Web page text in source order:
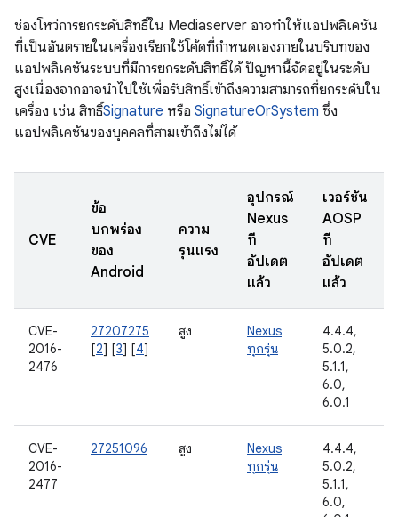
ช่องโหว่การยกระดับสิทธิ์ใน Mediaserver อาจทำให้แอปพลิเคชัน
ที่เป็นอันตรายในเครื่องเรียกใช้โค้ดที่กำหนดเองภายในบริบทของ
แอปพลิเคชันระบบที่มีการยกระดับสิทธิ์ได้ ปัญหานี้จัดอยู่ในระดับ
สูงเนื่องจากอาจนำไปใช้เพื่อรับสิทธิ์เข้าถึงความสามารถที่ยกระดับใน
เครื่อง เช่น สิทธิ์Signature หรือ SignatureOrSystem ซึ่ง
แอปพลิเคชันของบุคคลที่สามเข้าถึงไม่ได้
CVE
ข้อ
บกพร่อง
ของ
Android
ความ
รุนแรง
อุปกรณ์
Nexus
ที่
อัปเดต
แล้ว
เวอร์ชัน
AOSP
ที่
อัปเดต
แล้ว
CVE-
2016-
2476
27207275
[2] [3] [4]
สูง
Nexus
ทุกรุ่น
4.4.4,
5.0.2,
5.1.1,
6.0,
6.0.1
CVE-
2016-
2477
27251096 สูง
Nexus
ทุกรุ่น
4.4.4,
5.0.2,
5.1.1,
6.0,